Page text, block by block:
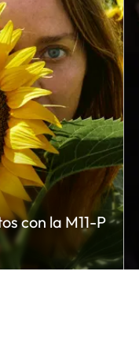
con la M11-P